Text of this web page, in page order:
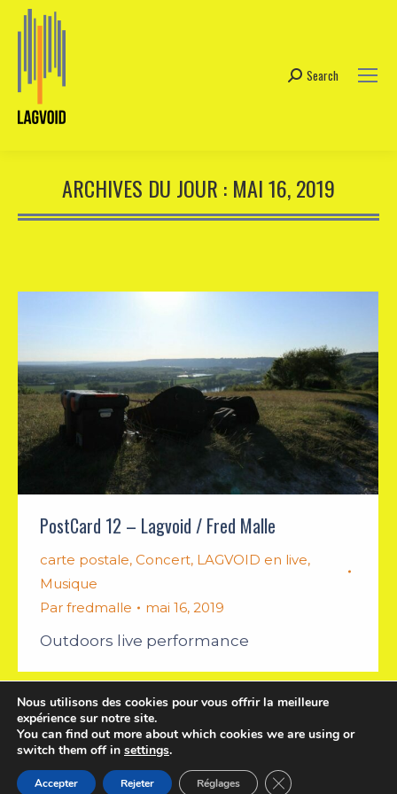
Search:
Search
ARCHIVES DU JOUR : MAI 16, 2019
PostCard 12 – Lagvoid / Fred Malle
carte postale, Concert, LAGVOID en live,
Musique
Par fredmalle mai 16, 2019
Outdoors live performance
Nous utilisons des cookies pour vous offrir la meilleure
expérience sur notre site.
You can find out more about which cookies we are using or
switch them off in settings.
Accepter Rejeter Réglages Fermer la bannière